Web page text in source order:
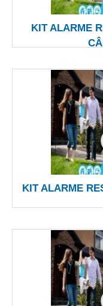
KIT ALARME
KIT ALARME